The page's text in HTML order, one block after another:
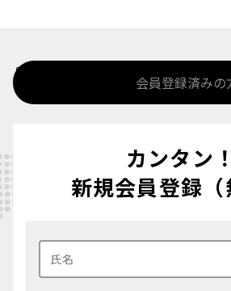
%>
会員登録済みの
カンタン！
新規会員登録（